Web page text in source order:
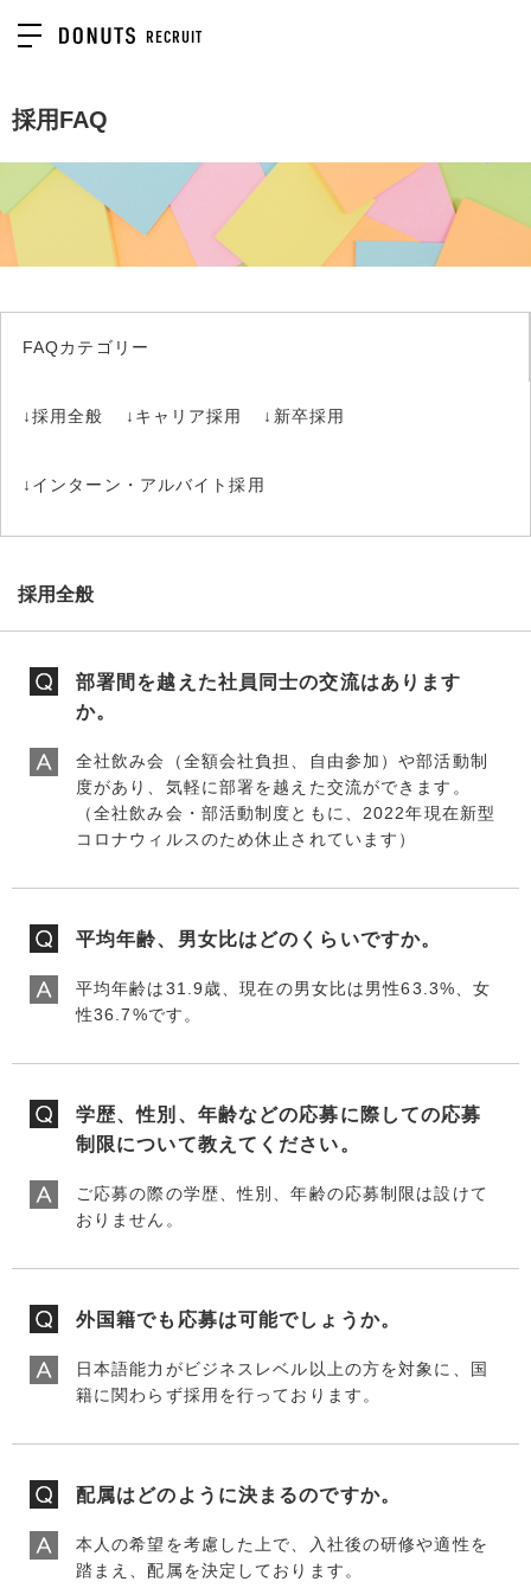
RECRUIT
RECRUIT
企業情報
カルチャー
環境・制度
ENTRY
採用FAQ
FAQカテゴリー
↓採用全般 ↓キャリア採用 ↓新卒採用
↓インターン・アルバイト採用
採用全般
部署間を越えた社員同士の交流はあります
か。
全社飲み会（全額会社負担、自由参加）や部活動制
度があり、気軽に部署を越えた交流ができます。
（全社飲み会・部活動制度ともに、2022年現在新型
コロナウィルスのため休止されています）
平均年齢、男女比はどのくらいですか。
平均年齢は31.9歳、現在の男女比は男性63.3%、女
性36.7%です。
学歴、性別、年齢などの応募に際しての応募
制限について教えてください。
ご応募の際の学歴、性別、年齢の応募制限は設けて
おりません。
外国籍でも応募は可能でしょうか。
日本語能力がビジネスレベル以上の方を対象に、国
籍に関わらず採用を行っております。
配属はどのように決まるのですか。
本人の希望を考慮した上で、入社後の研修や適性を
踏まえ、配属を決定しております。